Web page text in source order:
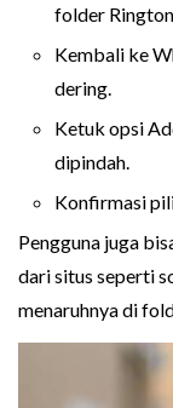
folder
Kembali ke
dering.
Ketuk opsi
dipindah.
Konfirmasi
Pengguna juga
dari situs seperti
menaruhnya di